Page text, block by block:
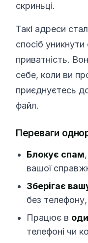
скриньці.
Такі адреси
спосіб уникнути
приватність.
себе, коли ви
приєднуєтесь
файл.
Переваги
Блокує спам
вашої
Зберігає
без телефону,
Працює в
телефоні чи